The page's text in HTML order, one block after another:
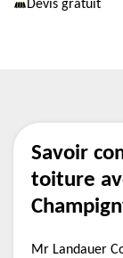
Devis gratuit
Savoir
toiture
Mr Landauer